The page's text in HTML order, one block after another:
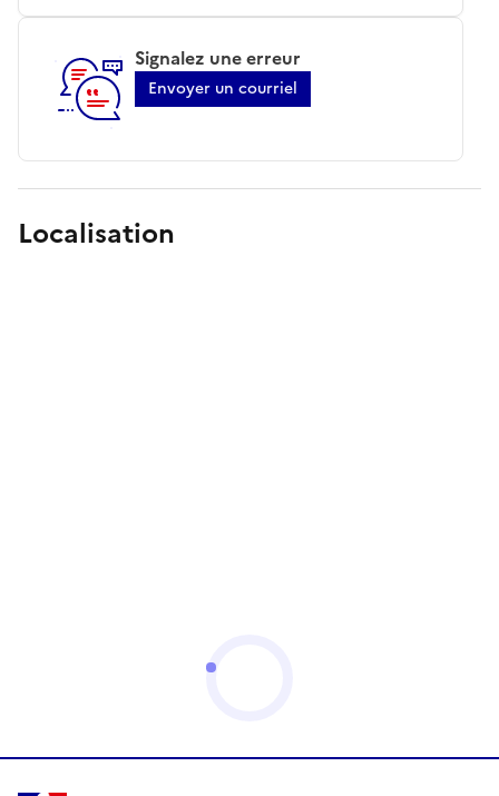
Signalez une erreur
Envoyer un courriel
Localisation